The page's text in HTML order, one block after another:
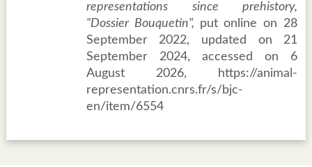
representations since prehistory,
"Dossier Bouquetin", put online on 28
September 2022, updated on 21
September 2024, accessed on 6
August 2026, https://animal-
representation.cnrs.fr/s/bjc-
en/item/6554